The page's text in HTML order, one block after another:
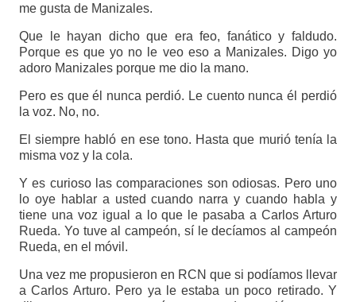
me gusta de Manizales.
Que le hayan dicho que era feo, fanático y faldudo.
Porque es que yo no le veo eso a Manizales. Digo yo
adoro Manizales porque me dio la mano.
Pero es que él nunca perdió. Le cuento nunca él perdió
la voz. No, no.
El siempre habló en ese tono. Hasta que murió tenía la
misma voz y la cola.
Y es curioso las comparaciones son odiosas. Pero uno
lo oye hablar a usted cuando narra y cuando habla y
tiene una voz igual a lo que le pasaba a Carlos Arturo
Rueda. Yo tuve al campeón, sí le decíamos al campeón
Rueda, en el móvil.
Una vez me propusieron en RCN que si podíamos llevar
a Carlos Arturo. Pero ya le estaba un poco retirado. Y